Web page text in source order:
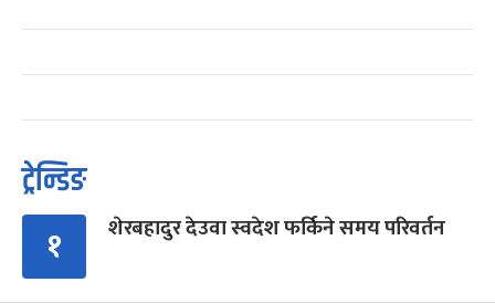
ट्रेन्डिङ
१ शेरबहादुर देउवा स्वदेश फर्किने समय परिवर्तन